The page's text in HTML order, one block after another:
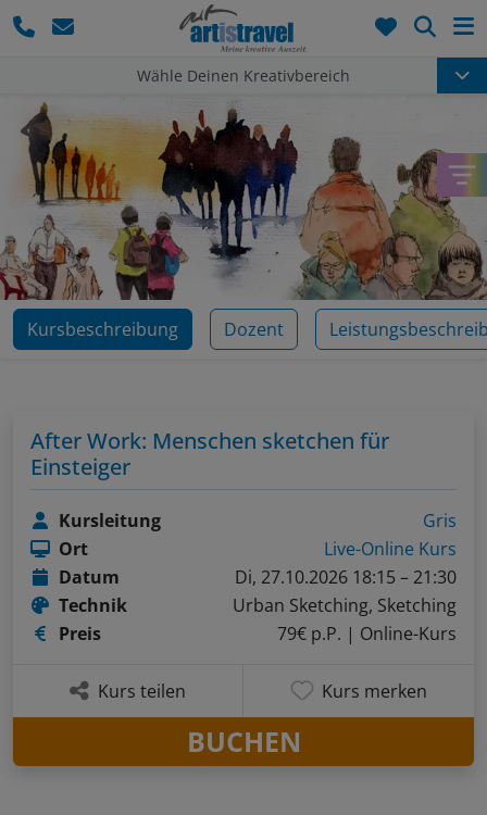
Wähle Deinen Kreativbereich
Kursbeschreibung Dozent
After Work: Menschen sketchen für
Einsteiger
Kursleitung
Gris
Ort
Live-Online Kurs
Datum
Di, 27.10.2026 18:15 – 21:30
Technik
Urban Sketching, Sketching
Preis
79€ p.P. | Online-Kurs
Kurs teilen Kurs merken
BUCHEN